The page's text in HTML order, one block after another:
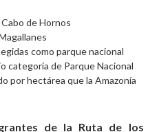
de Hornos
como parque nacional
categoría de Parque Nacional
por hectárea que la Amazonía
de la Ruta de los